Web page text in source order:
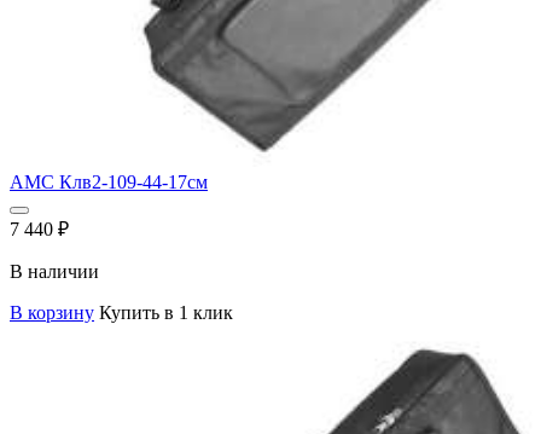
AMC Клв2-109-44-17см
7 440 ₽
В наличии
В корзину Купить в 1 клик